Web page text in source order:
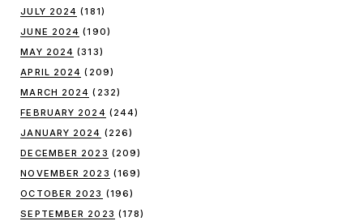
JULY 2024 (181)
JUNE 2024 (190)
MAY 2024 (313)
APRIL 2024 (209)
MARCH 2024 (232)
FEBRUARY 2024 (244)
JANUARY 2024 (226)
DECEMBER 2023 (209)
NOVEMBER 2023 (169)
OCTOBER 2023 (196)
SEPTEMBER 2023 (178)